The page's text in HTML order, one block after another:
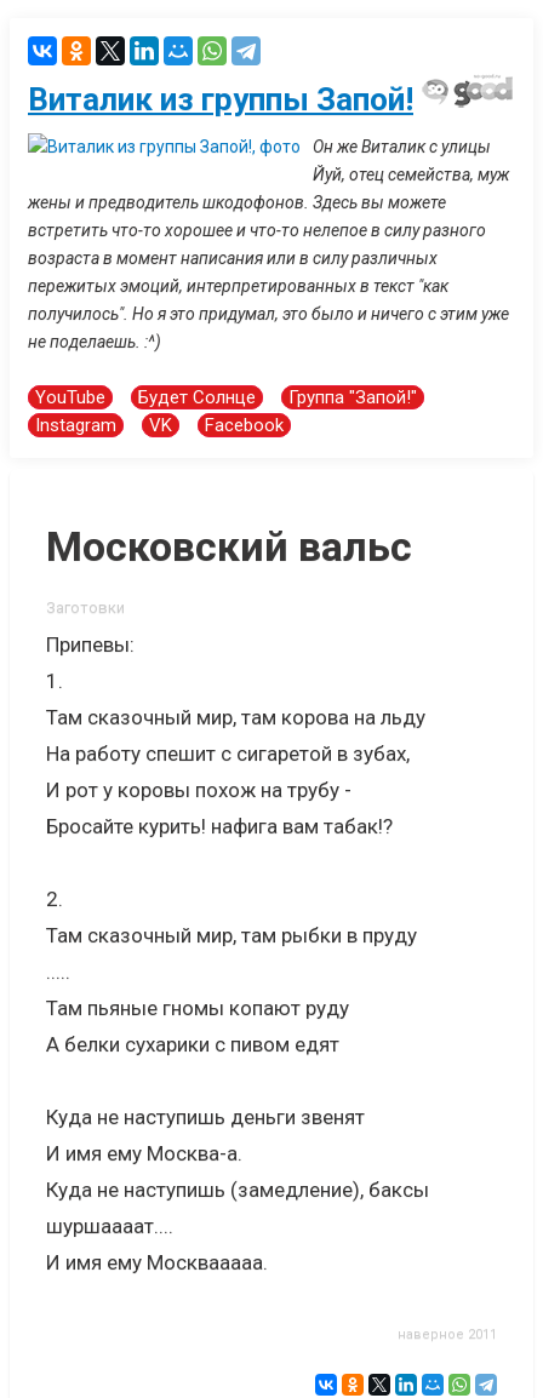
Виталик из группы Запой!
Он же Виталик с улицы
Йуй, отец семейства, муж
жены и предводитель шкодофонов. Здесь вы можете
встретить что-то хорошее и что-то нелепое в силу разного
возраста в момент написания или в силу различных
пережитых эмоций, интерпретированных в текст "как
получилось". Но я это придумал, это было и ничего с этим уже
не поделаешь. :^)
YouTube Будет Солнце
Группа "Запой!"
Instagram
VK Facebook
Московский вальс
Заготовки
Припевы:
1.
Там сказочный мир, там корова на льду
На работу спешит с сигаретой в зубах,
И рот у коровы похож на трубу -
Бросайте курить! нафига вам табак!?
2.
Там сказочный мир, там рыбки в пруду
.....
Там пьяные гномы копают руду
А белки сухарики с пивом едят
Куда не наступишь деньги звенят
И имя ему Москва-а.
Куда не наступишь (замедление), баксы
шуршаааат....
И имя ему Москвааааа.
наверное 2011